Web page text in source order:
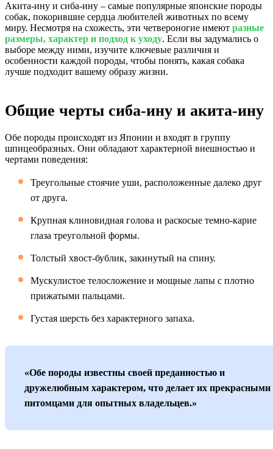
Акита-ину и сиба-ину – самые популярные японские породы
собак, покорившие сердца любителей животных по всему
миру. Несмотря на схожесть, эти четвероногие имеют разные
размеры, характер и подход к уходу. Если вы задумались о
выборе между ними, изучите ключевые различия и
особенности каждой породы, чтобы понять, какая собака
лучше подходит вашему образу жизни.
Общие черты сиба-ину и акита-ину
Обе породы происходят из Японии и входят в группу
шпицеобразных. Они обладают характерной внешностью и
чертами поведения:
Треугольные стоячие уши, расположенные далеко друг
от друга.
Крупная клиновидная голова и раскосые темно-карие
глаза треугольной формы.
Толстый хвост-бублик, закинутый на спину.
Мускулистое телосложение и мощные лапы с плотно
прижатыми пальцами.
Густая шерсть без характерного запаха.
«Обе породы известны своей преданностью и
дружелюбным характером, что делает их прекрасными
питомцами для опытных владельцев.»